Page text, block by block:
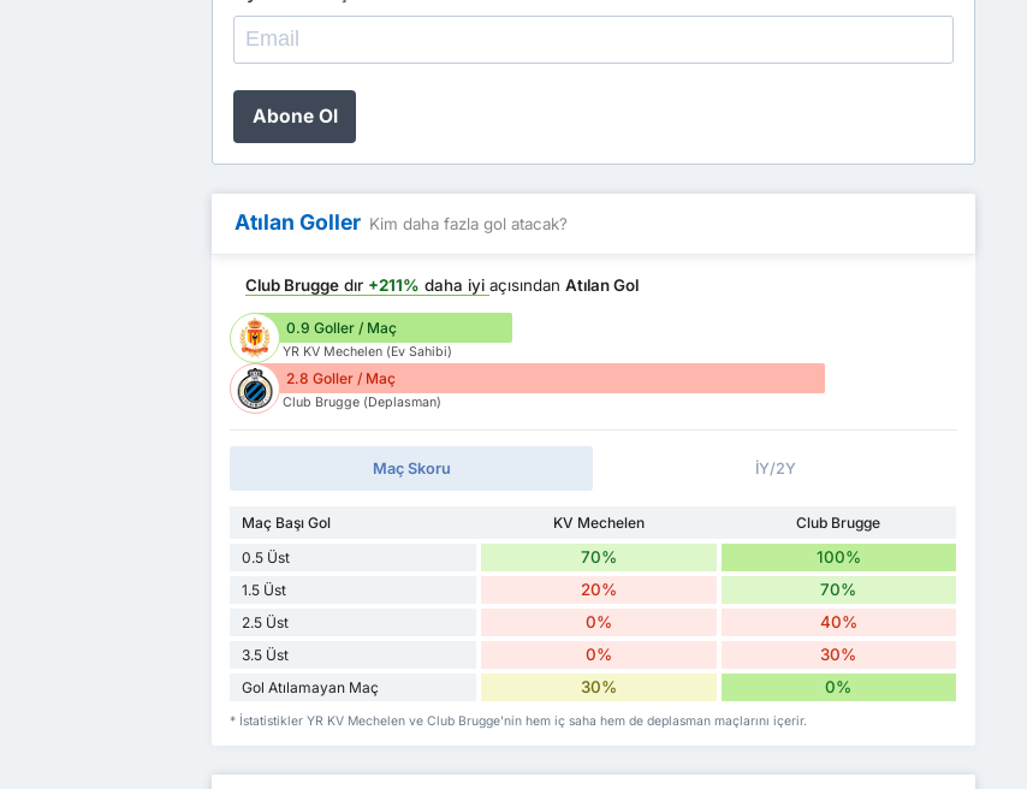
Abone Ol
Atılan Goller Kim daha fazla gol atacak?
Club Brugge dır +211% daha iyiaçısındanAtılan Gol
0.9 Goller / Maç
YR KV Mechelen (Ev Sahibi)
2.8 Goller / Maç
Club Brugge (Deplasman)
Maç Skoru İY/2Y
Maç Başı Gol KV Mechelen
Club Brugge
0.5 Üst
70% 100%
1.5 Üst 20% 70%
2.5 Üst 0% 40%
3.5 Üst 0% 30%
Gol Atılamayan Maç 30% 0%
* İstatistikler YR KV Mechelen ve Club Brugge'nin hem iç saha hem de deplasman maçlarını içerir.